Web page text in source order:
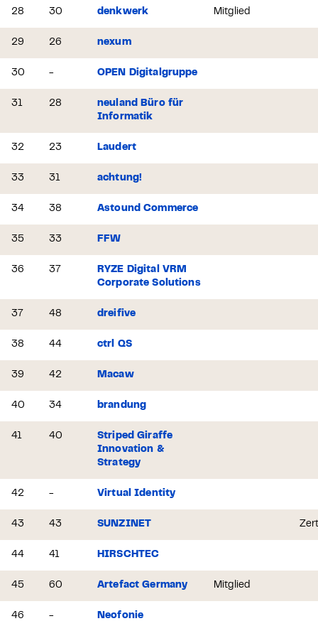
28 30 denkwerk Mitglied
29 26 nexum
30 - OPEN Digitalgruppe
31 28
neuland Büro für
Informatik
32 23 Laudert
33 31 achtung!
34 38 Astound Commerce
35 33 FFW
36 37
RYZE Digital VRM
Corporate Solutions
37 48 dreifive
38 44 ctrl QS
39 42 Macaw
40 34 brandung
41 40
Striped Giraffe
Innovation &
Strategy
42 - Virtual Identity
43 43 SUNZINET
44 41 HIRSCHTEC
45 60 Artefact Germany Mitglied
46 - Neofonie